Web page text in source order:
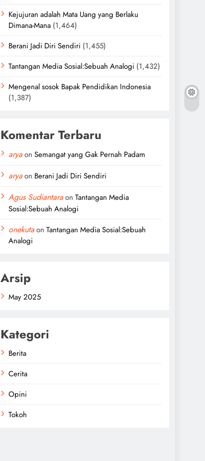
Kejujuran adalah Mata Uang yang Berlaku
Dimana-Mana (1,464)
Berani Jadi Diri Sendiri (1,455)
Tantangan Media Sosial:Sebuah Analogi (1,432)
Mengenal sosok Bapak Pendidikan Indonesia
(1,387)
Komentar Terbaru
aryaon Semangat yang Gak Pernah Padam
aryaon Berani Jadi Diri Sendiri
Agus Sudiantaraon Tantangan Media
Sosial:Sebuah Analogi
onekutaon Tantangan Media Sosial:Sebuah
Analogi
Arsip
May 2025
Kategori
Berita
Cerita
Opini
Tokoh